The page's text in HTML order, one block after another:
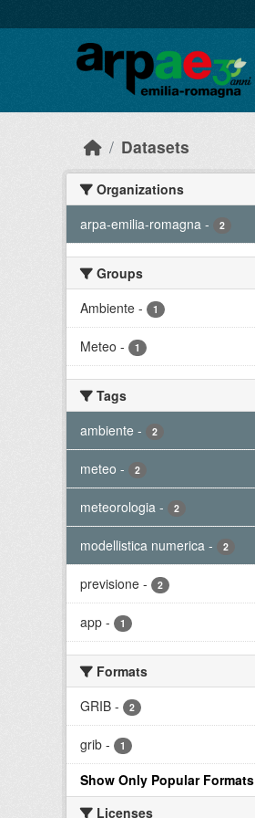
Datasets
Organizations
arpa-emilia-romagna - 2
Groups
Ambiente - 1
Meteo - 1
Tags
ambiente - 2
meteo - 2
meteorologia - 2
modellistica numerica - 2
previsione - 2
app - 1
Formats
GRIB - 2
grib - 1
Show Only Popular Formats
Licenses